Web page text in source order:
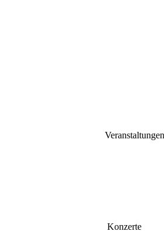
Veranstaltungen
Konzerte